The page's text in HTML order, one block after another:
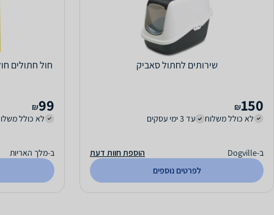
שירותים לחתול סאביק
150
₪
לא כולל משלוח
עד 3 ימי עסקים
ב-Dogville
הוספת חוות דעת
לפרטים נוספים
99
₪
לא כולל
ב-מלך האריות